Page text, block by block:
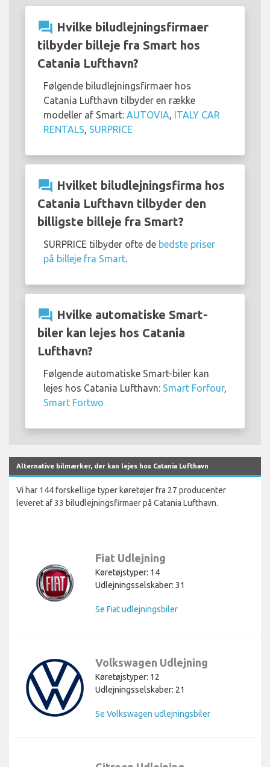
question_answer Hvilke biludlejningsfirmaer
tilbyder billeje fra Smart hos
Catania Lufthavn?
Følgende biludlejningsfirmaer hos
Catania Lufthavn tilbyder en række
modeller af Smart: AUTOVIA ITALY CAR
RENTALS SURPRICE
question_answer Hvilket biludlejningsfirma hos
Catania Lufthavn tilbyder den
billigste billeje fra Smart?
SURPRICE tilbyder ofte de bedste priser
på billeje fra Smart
question_answer Hvilke automatiske Smart-
biler kan lejes hos Catania
Lufthavn?
Følgende automatiske Smart-biler kan
lejes hos Catania Lufthavn: Smart Forfour,
Smart Fortwo
Alternative bilmærker, der kan lejes hos Catania Lufthavn
Vi har 144 forskellige typer køretøjer fra 27 producenter
leveret af 33 biludlejningsfirmaer på Catania Lufthavn.
Fiat Udlejning
Køretøjstyper: 14
Udlejningsselskaber: 31
Se Fiat udlejningsbiler
Volkswagen Udlejning
Køretøjstyper: 12
Udlejningsselskaber: 21
Se Volkswagen udlejningsbiler